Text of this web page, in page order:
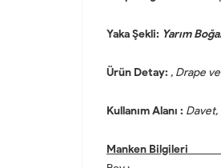
Yaka Şekli: Yarım
Ürün Detay: , Drape
Kullanım Alanı : Davet,